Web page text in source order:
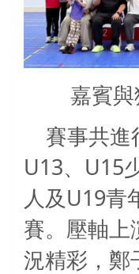
嘉賓
賽事共進
U13、 U15
人及 U19青
賽。壓軸上
況精彩，鄭